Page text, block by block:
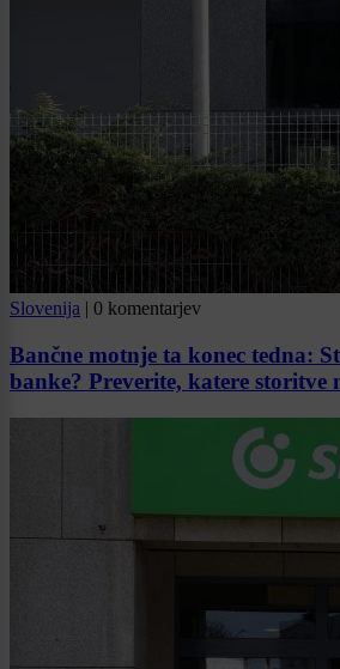
Slovenija | 0 komentarjev
Bančne motnje ta konec tedna:
banke? Preverite, katere storitve